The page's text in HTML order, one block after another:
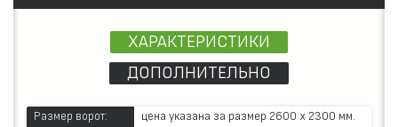
ХАРАКТЕРИСТИКИ
ДОПОЛНИТЕЛЬНО
Размер ворот:
цена указана за размер 2600 х 2300 мм.